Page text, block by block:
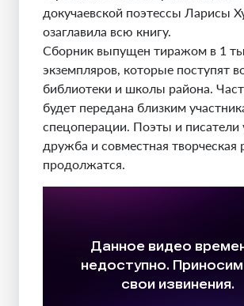
докучаевской поэтессы Ларисы
озаглавила всю книгу.
Сборник выпущен тиражом в 1
экземпляров, которые поступят
библиотеки и школы района.
будет передана близким
спецоперации. Поэты и
дружба и совместная творческая
продолжатся.